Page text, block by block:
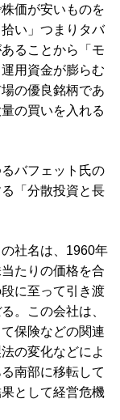
価が安いものを
い」つまりタバ
ることから「モ
用資金が膨らむ
の優良銘柄であ
の買いを入れる
バフェット氏の
「分散投資と長
社名は、1960年
たりの価格を合
に至って引き渡
。この会社は、
保険などの関連
の変化などによ
南部に移転して
として経営危機